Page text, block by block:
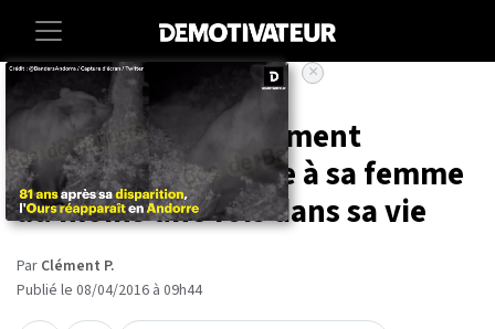
Accueil
12 idées incroyablement
romantiques à faire à sa femme
au moins une fois dans sa vie
Par Clément P.
Publié le 08/04/2016 à 09h44
×